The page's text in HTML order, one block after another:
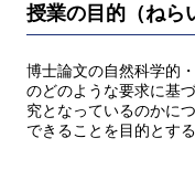
授業の目的（ねら
博士論文の自然科学的
のどのような要求に基
究となっているのかに
できることを目的とする